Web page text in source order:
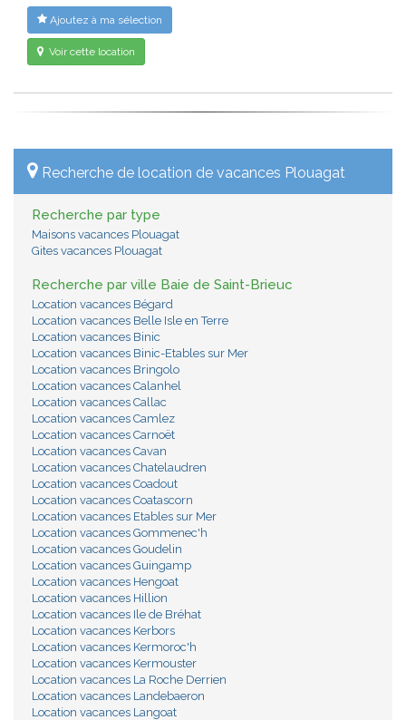
Ajoutez à ma sélection
Voir cette location
Recherche de location de vacances Plouagat
Recherche par type
Maisons vacances Plouagat
Gites vacances Plouagat
Recherche par ville Baie de Saint-Brieuc
Location vacances Bégard
Location vacances Belle Isle en Terre
Location vacances Binic
Location vacances Binic-Etables sur Mer
Location vacances Bringolo
Location vacances Calanhel
Location vacances Callac
Location vacances Camlez
Location vacances Carnoët
Location vacances Cavan
Location vacances Chatelaudren
Location vacances Coadout
Location vacances Coatascorn
Location vacances Etables sur Mer
Location vacances Gommenec'h
Location vacances Goudelin
Location vacances Guingamp
Location vacances Hengoat
Location vacances Hillion
Location vacances Ile de Bréhat
Location vacances Kerbors
Location vacances Kermoroc'h
Location vacances Kermouster
Location vacances La Roche Derrien
Location vacances Landebaeron
Location vacances Langoat